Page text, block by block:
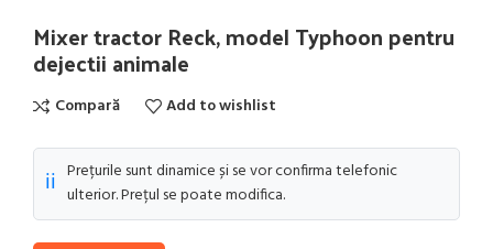
Mixer tractor Reck, model Typhoon pentru
dejectii animale
Compară Add to wishlist
ℹ️ Prețurile sunt dinamice și se vor confirma telefonic
ulterior. Prețul se poate modifica.